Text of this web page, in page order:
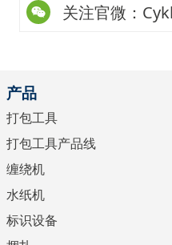
关注官微：
产品
打包工具
打包工具产品线
缠绕机
水纸机
标识设备